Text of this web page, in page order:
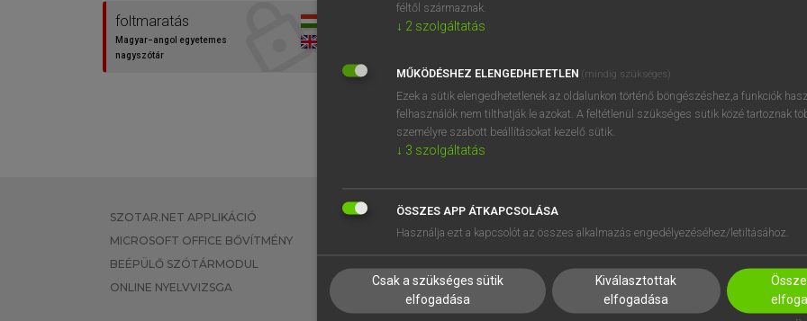
foltmaratás
Magyar−angol egyetemes
nagyszótár
SZOTAR.NET APPLIKÁCIÓ
MICROSOFT OFFICE BŐVÍTMÉNY
BEÉPÜLŐ SZÓTÁRMODUL
ONLINE NYELVVIZSGA
EGYÉNI FELHASZNÁLÓKNAK
TANULÓKNAK
VÁLLALATI MEGOLDÁSOK
SÚGÓ
RÓLUNK
SÜTI BEÁLLÍTÁSOK
féltől származnak.
↓ 2 szolgáltatás
MŰKÖDÉSHEZ ELENGEDHETETLEN (mindig szükséges)
Ezek a sütik elengedhetetlenek az oldalunkon történő böngészéshez,a funkciók
felhasználók nem tilthatják le azokat. A feltétlenül szükséges sütik közé tartoznak
személyre szabott beállításokat kezelő sütik.
↓ 3 szolgáltatás
ÖSSZES APP ÁTKAPCSOLÁSA
Használja ezt a kapcsolót az összes alkalmazás engedélyezéséhez/letiltásához.
Csak a szükséges sütik
elfogadása
Kiválasztottak
elfogadása